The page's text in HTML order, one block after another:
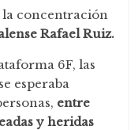
la concentración
Rafael Ruiz.
6F, las
esperaba
entre
y heridas